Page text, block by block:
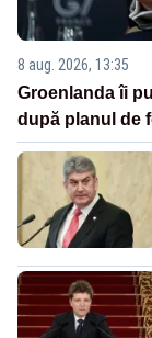
8 aug. 2026, 13:35
Groenlanda îi
după planul de